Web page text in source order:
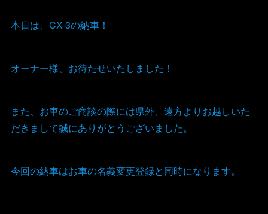
本日は、CX-3の納車！
オーナー様、お待たせいたしました！
また、お車のご商談の際には県外、遠方よりお越しいた
だきまして誠にありがとうございました。
今回の納車はお車の名義変更登録と同時になります。